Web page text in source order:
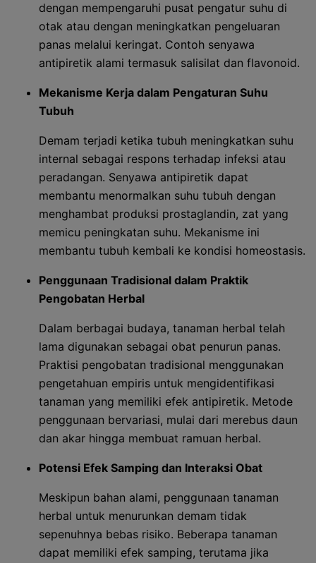
dengan mempengaruhi pusat pengatur suhu di
otak atau dengan meningkatkan pengeluaran
panas melalui keringat. Contoh senyawa
antipiretik alami termasuk salisilat dan flavonoid.
Mekanisme Kerja dalam Pengaturan Suhu
Tubuh
Demam terjadi ketika tubuh meningkatkan suhu
internal sebagai respons terhadap infeksi atau
peradangan. Senyawa antipiretik dapat
membantu menormalkan suhu tubuh dengan
menghambat produksi prostaglandin, zat yang
memicu peningkatan suhu. Mekanisme ini
membantu tubuh kembali ke kondisi homeostasis.
Penggunaan Tradisional dalam Praktik
Pengobatan Herbal
Dalam berbagai budaya, tanaman herbal telah
lama digunakan sebagai obat penurun panas.
Praktisi pengobatan tradisional menggunakan
pengetahuan empiris untuk mengidentifikasi
tanaman yang memiliki efek antipiretik. Metode
penggunaan bervariasi, mulai dari merebus daun
dan akar hingga membuat ramuan herbal.
Potensi Efek Samping dan Interaksi Obat
Meskipun bahan alami, penggunaan tanaman
herbal untuk menurunkan demam tidak
sepenuhnya bebas risiko. Beberapa tanaman
dapat memiliki efek samping, terutama jika